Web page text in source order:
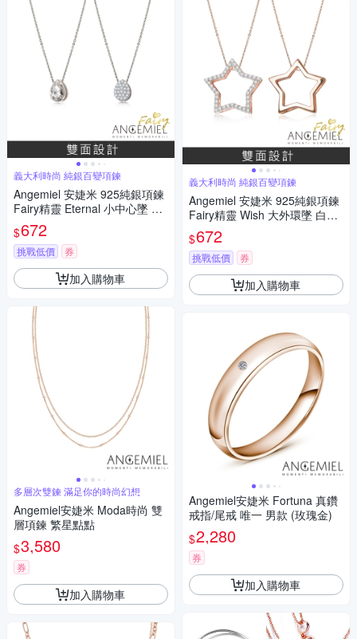
義大利時尚 純銀百變項鍊
Angemiel 安婕米 925純銀項鍊
Fairy精靈 Eternal 小中心墜 白
鑽滿鑽
$672
挑戰低價 券
加入購物車
多層次雙鍊 滿足你的時尚幻想
Angemiel安婕米 Moda時尚 雙
層項鍊 繁星點點
$3,580
券
加入購物車
義大利時尚 純銀百變項鍊
Angemiel 安婕米 925純銀項鍊
Fairy精靈 Wish 大外環墜 白鑽.
玫瑰金
$672
挑戰低價 券
加入購物車
Angemiel安婕米 Fortuna 真鑽
戒指/尾戒 唯一 男款 (玫瑰金)
$2,280
券
加入購物車